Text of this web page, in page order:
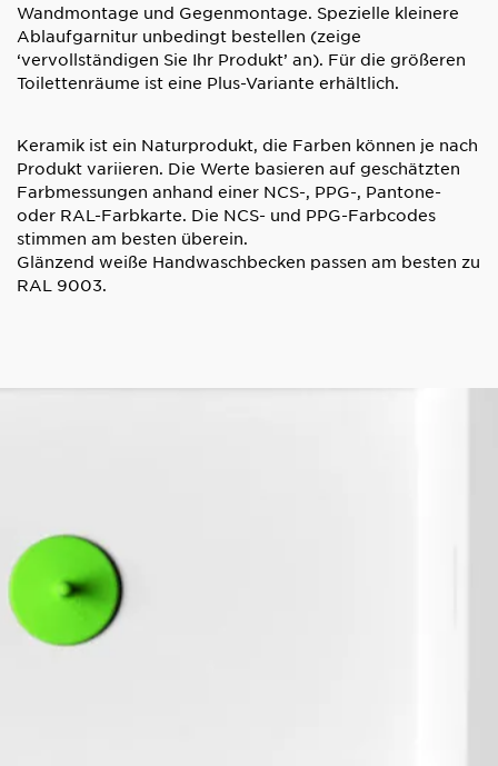
Wandmontage und Gegenmontage. Spezielle kleinere
Ablaufgarnitur unbedingt bestellen (zeige
‘vervollständigen Sie Ihr Produkt’ an). Für die größeren
Toilettenräume ist eine Plus-Variante erhältlich.
Keramik ist ein Naturprodukt, die Farben können je nach
Produkt variieren. Die Werte basieren auf geschätzten
Farbmessungen anhand einer NCS-, PPG-, Pantone-
oder RAL-Farbkarte. Die NCS- und PPG-Farbcodes
stimmen am besten überein.
Glänzend weiße Handwaschbecken passen am besten zu
RAL 9003.